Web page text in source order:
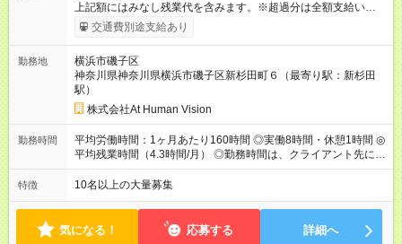
上記額にはみなし残業代を含みます。※超過分は全額支給いたし
ます。 みなし残業代 24,000円 ～ 37,000円／月 みなし残業時
間 15時間／月 【給与】 月給： 大卒・院卒 ：243，000
（固定残業代 24，000円） 賞与：年２回 （業績連動型） 昇
給：年２回（3月、9月) 試用期間：6ヶ月 ※上記額にはみなし残
業代（月15時間分）が含まれた 金額になります。超過分は追加
で全額支給。 【頑張りを給与・キャリアに還元します】 年に2
回⼈事評価があり等級が決まります。 等級に合わせた給与設定
のため、若い内からでも頑張り次第で給与アップが叶います。
⼀般職（20～31万円）→リーダー（⽉給26～36万円） →係⻑
～58万円） 【試用期間】試用期間あり 試用期間の長さ：6ヶ月
※ 雇用形態と給与に、本採用時と異なる部分があります。 雇用
形態：本採用時と同じです。 給与：月給 224,000円 ～ 330,000
円 上記額にはみなし残業代を含みます。※超過分は全額支給い
たします。 みなし残業代 24,000円 ～ 34,000円／月 みなし残業
交通費別途支給あり
勤務地
横浜市磯子区
神奈川県神奈川県横浜市磯子区新杉田町６（最寄り駅：新杉田
駅）
株式会社At Human Vision
勤務時間
平均労働時間：1ヶ月あたり160時間 ◎実働8時間・休憩1時間 ◎
平均残業時間（4.3時間/月） ◎勤務時間は、クライアント先に
より異なります。 ※＜シフト例＞ 10:00～19:00／11:00～
20:00 平均労働時間：1ヶ月あたり160時間 ◎実働8時間・休憩1
先に より異なります。 ※＜シフト例＞ 10:00～19:00／11:00
～20:00
特徴 10名以上の大量募集
気になる！ 応募する 詳細へ